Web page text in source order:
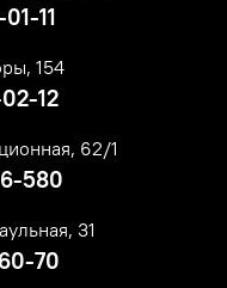
11
154
12
62/1
580
31
70